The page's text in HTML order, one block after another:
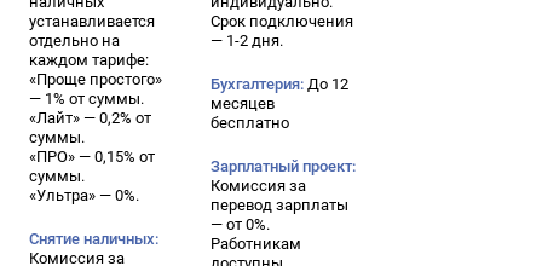
устанавливается
отдельно на
каждом тарифе:
«Проще простого»
— 1% от суммы.
«Лайт» — 0,2% от
суммы.
«ПРО» — 0,15% от
суммы.
«Ультра» — 0%.
Снятие наличных:
Комиссия за
Срок подключения
— 1-2 дня.
Бухгалтерия: До 12
месяцев
бесплатно
Зарплатный проект:
Комиссия за
перевод зарплаты
— от 0%.
Работникам